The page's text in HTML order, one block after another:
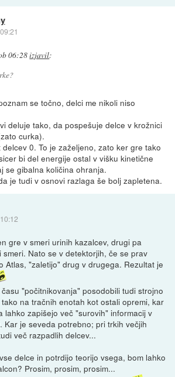
06:28izjavil:
se točno, delci me nikoli niso
deluje tako, da pospešuje delce v krožnici
curka).
0. To je zaželjeno, zato ker gre tako
bi del energije ostal v višku kinetične
se gibalna količina ohranja.
je tudi v osnovi razlaga še bolj zapletena.
gre v smeri urinih kazalcev, drugi pa
Nato se v detektorjih, če se prav
Atlas, "zaletijo" drug v drugega. Rezultat je
"počitnikovanja" posodobili tudi strojno
na tračnih enotah kot ostali opremi, kar
lahko zapišejo več "surovih" informacij v
Kar je seveda potrebno; pri trkih večjih
več razpadlih delcev...
delce in potrdijo teorijo vsega, bom lahko
Prosim, prosim, prosim...